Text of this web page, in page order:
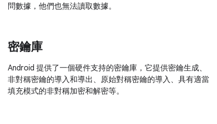
問數據，他們也無法讀取數據。
密鑰庫
Android 提供了一個硬件支持的密鑰庫，它提供密鑰生成、
非對稱密鑰的導入和導出、原始對稱密鑰的導入、具有適當
填充模式的非對稱加密和解密等。